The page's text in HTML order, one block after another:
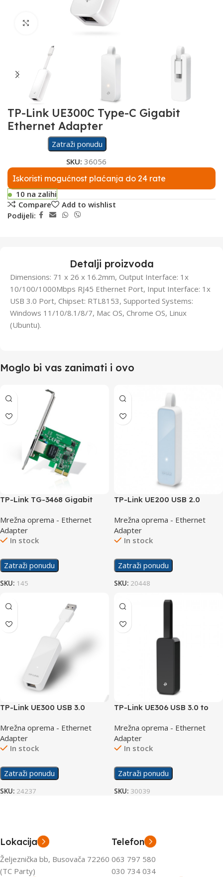
Click to enlarge
TP-Link UE300C Type-C Gigabit
Ethernet Adapter
Zatraži ponudu
SKU: 36056
Iskoristi mogućnost plaćanja do 24 rate
10 na zalihi
Compare
Add to wishlist
Podijeli:
Detalji proizvoda
Dimensions: 71 x 26 x 16.2mm, Output Interface: 1x
10/100/1000Mbps RJ45 Ethernet Port, Input Interface: 1x
USB 3.0 Port, Chipset: RTL8153, Supported Systems:
Windows 11/10/8.1/8/7, Mac OS, Chrome OS, Linux
(Ubuntu).
Moglo bi vas zanimati i ovo
TP-Link TG-3468 Gigabit
Mrežna oprema - Ethernet
Adapter
In stock
Zatraži ponudu
SKU: 145
TP-Link UE200 USB 2.0
Mrežna oprema - Ethernet
Adapter
In stock
Zatraži ponudu
SKU: 20448
TP-Link UE300 USB 3.0
Mrežna oprema - Ethernet
Adapter
In stock
Zatraži ponudu
SKU: 24237
TP-Link UE306 USB 3.0 to
Adapter
Mrežna oprema - Ethernet
Adapter
In stock
Zatraži ponudu
SKU: 30039
Lokacija
Željeznička bb, Busovača 72260
(TC Party)
Telefon
063 797 580
030 734 034